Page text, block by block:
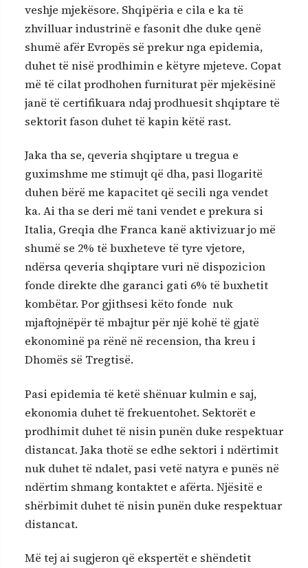
veshje mjekësore. Shqipëria e cila e ka të
zhvilluar industrinë e fasonit dhe duke qenë
shumë afër Evropës së prekur nga epidemia,
duhet të nisë prodhimin e këtyre mjeteve. Copat
më të cilat prodhohen furniturat për mjekësinë
janë të certifikuara ndaj prodhuesit shqiptare të
sektorit fason duhet të kapin këtë rast.
Jaka tha se, qeveria shqiptare u tregua e
guximshme me stimujt që dha, pasi llogaritë
duhen bërë me kapacitet që secili nga vendet
ka. Ai tha se deri më tani vendet e prekura si
Italia, Greqia dhe Franca kanë aktivizuar jo më
shumë se 2% të buxheteve të tyre vjetore,
ndërsa qeveria shqiptare vuri në dispozicion
fonde direkte dhe garanci gati 6% të buxhetit
kombëtar. Por gjithsesi këto fonde nuk
mjaftojnëpër të mbajtur për një kohë të gjatë
ekonominë pa rënë në recension, tha kreu i
Dhomës së Tregtisë.
Pasi epidemia të ketë shënuar kulmin e saj,
ekonomia duhet të frekuentohet. Sektorët e
prodhimit duhet të nisin punën duke respektuar
distancat. Jaka thotë se edhe sektori i ndërtimit
nuk duhet të ndalet, pasi vetë natyra e punës në
ndërtim shmang kontaktet e afërta. Njësitë e
shërbimit duhet të nisin punën duke respektuar
distancat.
Më tej ai sugjeron që ekspertët e shëndetit